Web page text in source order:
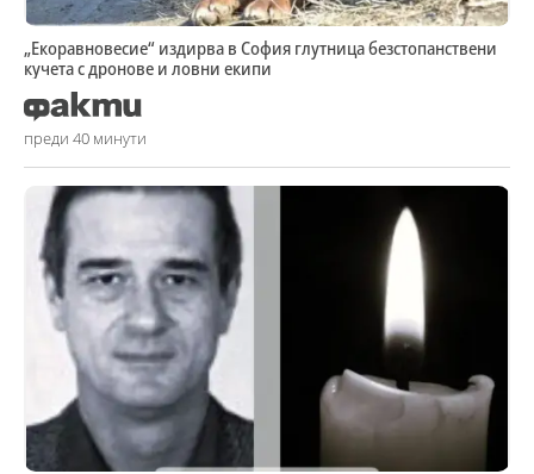
„Екоравновесие“ издирва в София глутница безстопанствени
кучета с дронове и ловни екипи
преди 40 минути